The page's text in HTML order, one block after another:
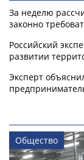
За неделю
законно
Российский
развитии
Эксперт
Общество